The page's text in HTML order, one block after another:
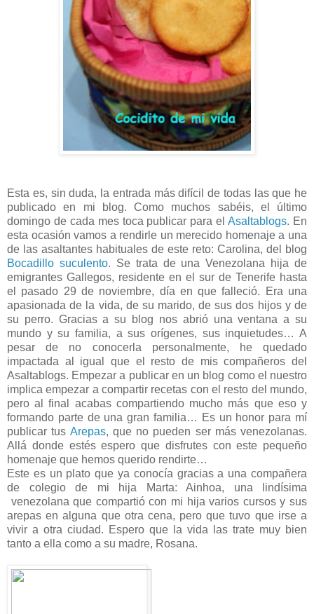
Esta es, sin duda, la entrada más difícil de todas las que he
publicado en mi blog. Como muchos sabéis, el último
domingo de cada mes toca publicar para elAsaltablogs. En
esta ocasión vamos a rendirle un merecido homenaje a una
de las asaltantes habituales de este reto: Carolina, del blog
Bocadillo suculento. Se trata de una Venezolana hija de
emigrantes Gallegos, residente en el sur de Tenerife hasta
el pasado 29 de noviembre, día en que falleció. Era una
apasionada de la vida, de su marido, de sus dos hijos y de
su perro. Gracias a su blog nos abrió una ventana a su
mundo y su familia, a sus orígenes, sus inquietudes… A
pesar de no conocerla personalmente, he quedado
impactada al igual que el resto de mis compañeros del
Asaltablogs. Empezar a publicar en un blog como el nuestro
implica empezar a compartir recetas con el resto del mundo,
pero al final acabas compartiendo mucho más que eso y
formando parte de una gran familia… Es un honor para mí
publicar tus Arepas, que no pueden ser más venezolanas.
Allá donde estés espero que disfrutes con este pequeño
homenaje que hemos querido rendirte…
Este es un plato que ya conocía gracias a una compañera
de colegio de mi hija Marta: Ainhoa, una lindísima
venezolana que compartió con mi hija varios cursos y sus
arepas en alguna que otra cena, pero que tuvo que irse a
vivir a otra ciudad. Espero que la vida las trate muy bien
tanto a ella como a su madre, Rosana.